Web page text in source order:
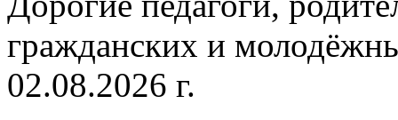
гражданских и
02.08.2026 г.